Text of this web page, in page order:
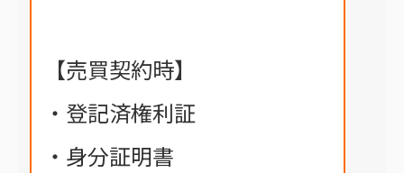
【売買契約時】
・登記済権利証
・身分証明書